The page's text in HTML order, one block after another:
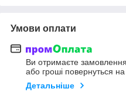
Умови оплати
Ви отримаєте замовлення
або гроші повернуться
Детальніше